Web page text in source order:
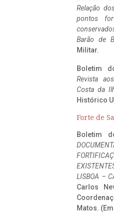
Relação
pontos
Barão de
Militar.
Boletim
Revista
Costa da
Histórico
Forte de
Boletim
LISBOA –
Carlos
Matos.